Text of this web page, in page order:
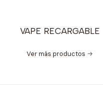
VAPE RECARGABLE
Ver más productos